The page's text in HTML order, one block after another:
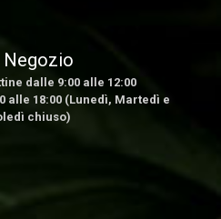
Negozio
dalle 9:00 alle 12:00
alle 18:00 (Lunedì, Martedì e
chiuso)